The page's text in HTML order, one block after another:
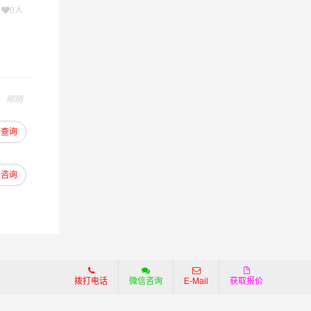
户提
相关
0人
刚刚
询
询
拨打电话 微信咨询 E-Mail 获取报价